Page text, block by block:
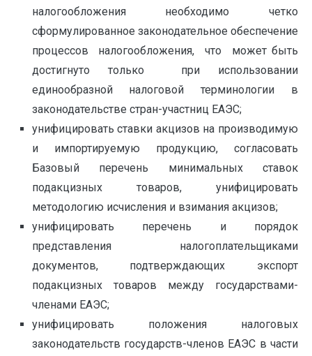
налогообложения необходимо четко
сформулированное законодательное обеспечение
процессов налогообложения, что может быть
достигнуто только при использовании
единообразной налоговой терминологии в
законодательстве стран-участниц ЕАЭС;
унифицировать ставки акцизов на производимую
и импортируемую продукцию, согласовать
Базовый перечень минимальных ставок
подакцизных товаров, унифицировать
методологию исчисления и взимания акцизов;
унифицировать перечень и порядок
представления налогоплательщиками
документов, подтверждающих экспорт
подакцизных товаров между государствами-
членами ЕАЭС;
унифицировать положения налоговых
законодательств государств-членов ЕАЭС в части